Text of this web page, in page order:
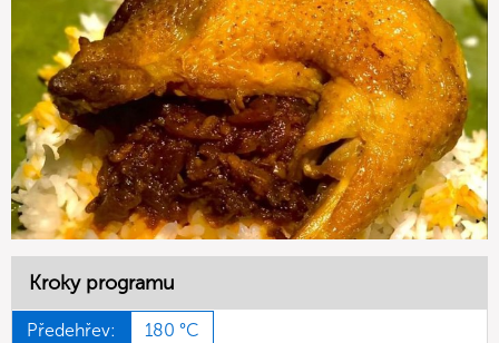
Kroky programu
Předehřev: 180 °C